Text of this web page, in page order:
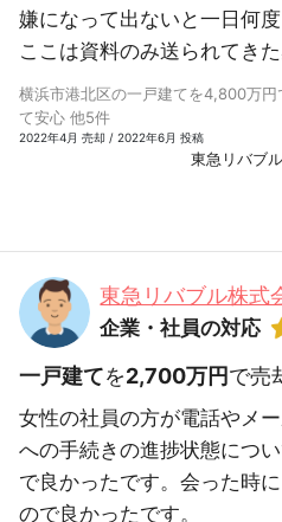
嫌になって出ないと一日何
ここは資料のみ送られてき
横浜市港北区の一戸建てを4,800万
て安心 他5件
2022年4月 売却 / 2022年6月 投稿
東急リバブ
東急リバブル株式
企業・社員の対応
一戸建てを2,700万円で売
女性の社員の方が電話やメ
への手続きの進捗状態につ
で良かったです。会った時
ので良かったです。